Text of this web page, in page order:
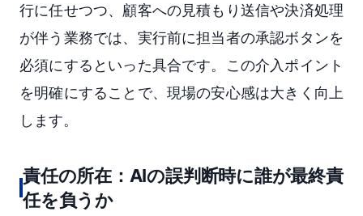
行に任せつつ、顧客への見積もり送信や決済処理
が伴う業務では、実行前に担当者の承認ボタンを
必須にするといった具合です。この介入ポイント
を明確にすることで、現場の安心感は大きく向上
します。
責任の所在：AIの誤判断時に誰が最終責
任を負うか